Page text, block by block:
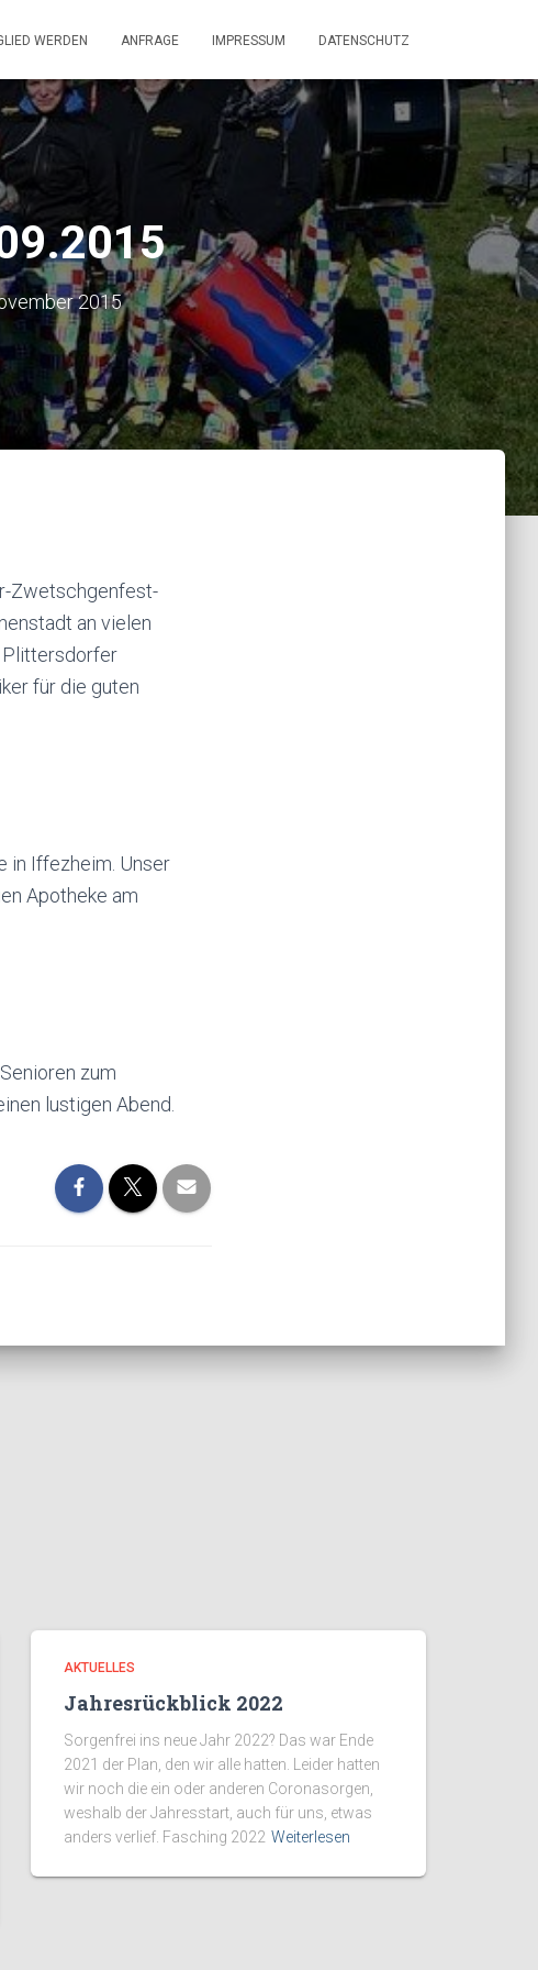
WERDEN ANFRAGE IMPRESSUM DATENSCHUTZ
2015
Zwetschgenfest-
an vielen
Plittersdorfer
für die guten
in Iffezheim. Unser
Apotheke am
zum
lustigen Abend.
AKTUELLES
Jahresrückblick 2022
Sorgenfrei ins neue Jahr 2022? Das war Ende
2021 der Plan, den wir alle hatten. Leider hatten
wir noch die ein oder anderen Coronasorgen,
weshalb der Jahresstart, auch für uns, etwas
anders verlief. Fasching 2022 Weiterlesen